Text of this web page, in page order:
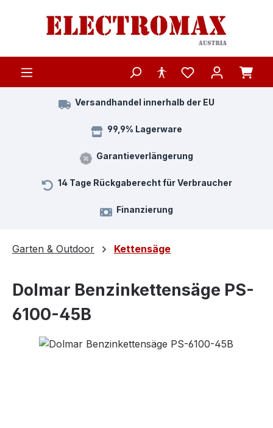
Zum Hauptinhalt springen
Versandhandel innerhalb der EU
99,9% Lagerware
Garantieverlängerung
14 Tage Rückgaberecht für Verbraucher
Finanzierung
Garten & Outdoor Kettensäge
Dolmar Benzinkettensäge PS-
6100-45B
Bildergalerie überspringen